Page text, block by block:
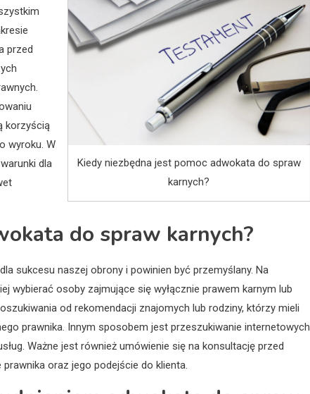
Kiedy niezbędna jest pomoc adwokata do spraw
karnych?
przed
korzyścią
wyroku. W
dla
do spraw karnych?
sukcesu naszej obrony i powinien być przemyślany. Na
wybierać osoby zajmujące się wyłącznie prawem karnym lub
od rekomendacji znajomych lub rodziny, którzy mieli
prawnika. Innym sposobem jest przeszukiwanie internetowych
Ważne jest również umówienie się na konsultację przed
oraz jego podejście do klienta.